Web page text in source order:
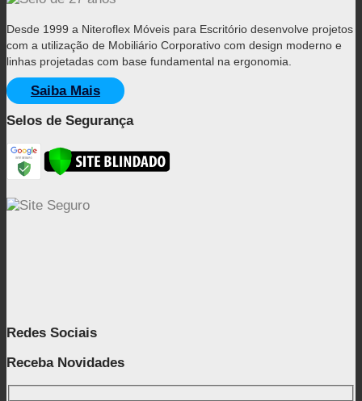
Desde 1999 a Niteroflex Móveis para Escritório desenvolve projetos
com a utilização de Mobiliário Corporativo com design moderno e
linhas projetadas com base fundamental na ergonomia.
Saiba Mais
Selos de Segurança
Redes Sociais
Receba Novidades